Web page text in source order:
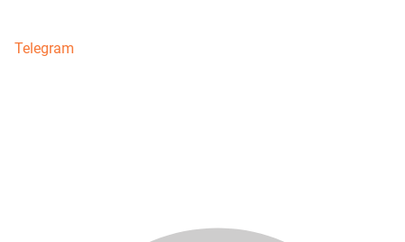
Telegram